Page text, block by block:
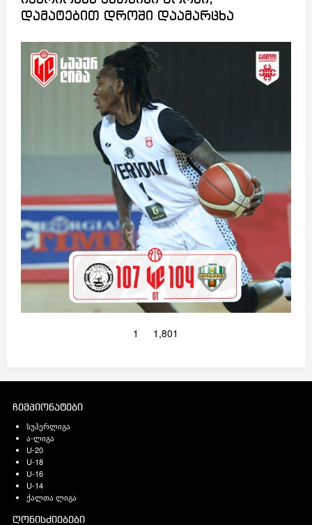
დამატებით დროში დაამარცხა
1 1,801
ჩემპიონატები
სუპერლიგა
ა-ლიგა
U-20
U-18
U-16
U-14
ქალთა ლიგა
ღონისძიებები